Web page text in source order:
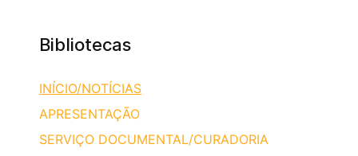
Bibliotecas
INÍCIO/NOTÍCIAS
APRESENTAÇÃO
SERVIÇO DOCUMENTAL/CURADORIA